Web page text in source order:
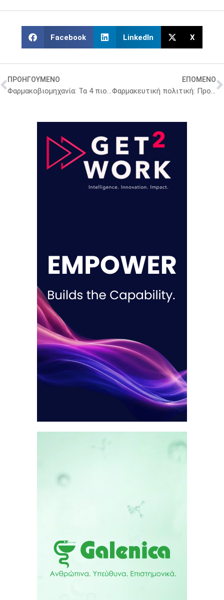
Facebook LinkedIn X
ΠΡΟΗΓΟΥΜΕΝΟ
Φαρμακοβιομηχανία: Τα 4 πιο συχνά λάθη στις προσλήψεις ανώτερων στελεχών
ΕΠΟΜΕΝΟ
Φαρμακευτική πολιτική: Προβληματισμός για φαρμακευτικές ελλείψεις, επάρκεια της αγοράς και μεταρρυθμίσεις